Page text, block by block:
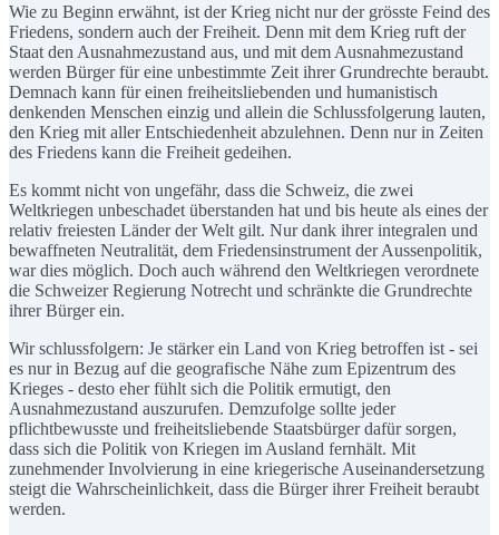
Wie zu Beginn erwähnt, ist der Krieg nicht nur der grösste Feind des
Friedens, sondern auch der Freiheit. Denn mit dem Krieg ruft der
Staat den Ausnahmezustand aus, und mit dem Ausnahmezustand
werden Bürger für eine unbestimmte Zeit ihrer Grundrechte beraubt.
Demnach kann für einen freiheitsliebenden und humanistisch
denkenden Menschen einzig und allein die Schlussfolgerung lauten,
den Krieg mit aller Entschiedenheit abzulehnen. Denn nur in Zeiten
des Friedens kann die Freiheit gedeihen.
Es kommt nicht von ungefähr, dass die Schweiz, die zwei
Weltkriegen unbeschadet überstanden hat und bis heute als eines der
relativ freiesten Länder der Welt gilt. Nur dank ihrer integralen und
bewaffneten Neutralität, dem Friedensinstrument der Aussenpolitik,
war dies möglich. Doch auch während den Weltkriegen verordnete
die Schweizer Regierung Notrecht und schränkte die Grundrechte
ihrer Bürger ein.
Wir schlussfolgern: Je stärker ein Land von Krieg betroffen ist - sei
es nur in Bezug auf die geografische Nähe zum Epizentrum des
Krieges - desto eher fühlt sich die Politik ermutigt, den
Ausnahmezustand auszurufen. Demzufolge sollte jeder
pflichtbewusste und freiheitsliebende Staatsbürger dafür sorgen,
dass sich die Politik von Kriegen im Ausland fernhält. Mit
zunehmender Involvierung in eine kriegerische Auseinandersetzung
steigt die Wahrscheinlichkeit, dass die Bürger ihrer Freiheit beraubt
werden.